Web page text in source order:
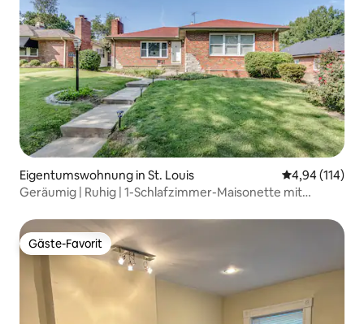
Eigentumswohnung in St. Louis
4,94 (114)
Geräumig | Ruhig | 1-Schlafzimmer-Maisonette mit
Gäste-Favorit
Gäste-Favorit